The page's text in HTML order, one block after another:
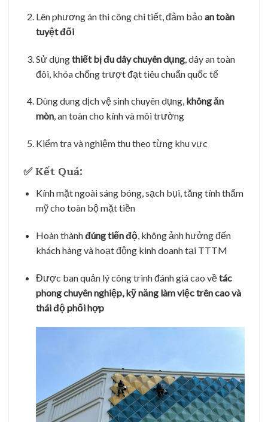
Lên phương án thi công chi tiết, đảm bảo an toàn
tuyệt đối
Sử dụngthiết bị đu dây chuyên dụng, dây an toàn
đôi, khóa chống trượt đạt tiêu chuẩn quốc tế
Dùng dung dịch vệ sinh chuyên dụng, không ăn
mòn, an toàn cho kính và môi trường
Kiểm tra và nghiệm thu theo từng khu vực
✅ Kết Quả:
Kính mặt ngoài sáng bóng, sạch bụi, tăng tính thẩm
mỹ cho toàn bộ mặt tiền
Hoàn thànhđúng tiến độ, không ảnh hưởng đến
khách hàng và hoạt động kinh doanh tại TTTM
Được ban quản lý công trình đánh giá cao vềtác
phong chuyên nghiệp, kỹ năng làm việc trên cao và
thái độ phối hợp